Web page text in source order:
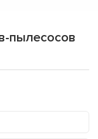
пылесосов